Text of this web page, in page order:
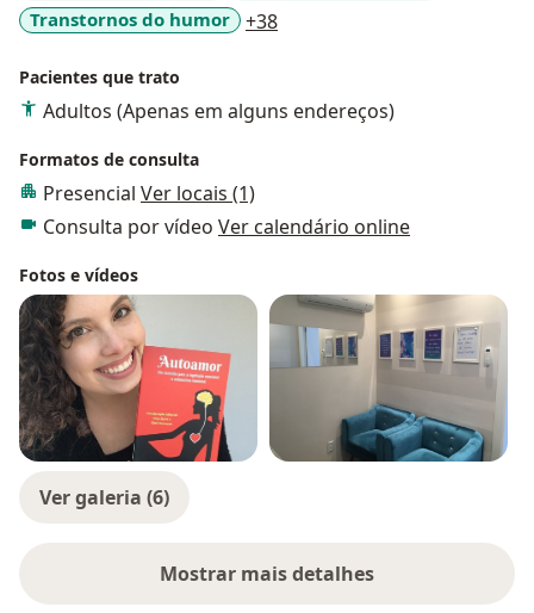
Transtornos do humor
+38a11y_sr_more_diseases
Pacientes que trato
Adultos (Apenas em alguns endereços)
Formatos de consulta
Presencial Ver locais (1)
Consulta por vídeo Ver calendário online
Fotos e vídeos
Ver galeria (6)
Mostrar mais detalhes
sobre a experiência